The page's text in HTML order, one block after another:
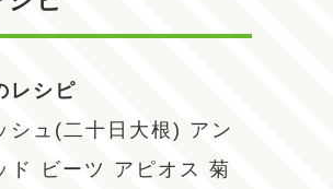
レシピ
シュ(二十日大根) アン
ド
ビーツ アピオス 菊